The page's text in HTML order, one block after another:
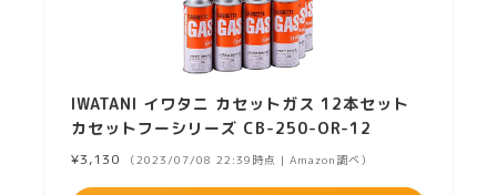
IWATANI イワタニ カセットガス 12本セット
カセットフーシリーズ CB-250-OR-12
¥3,130 （2023/07/08 22:39時点 | Amazon調べ）